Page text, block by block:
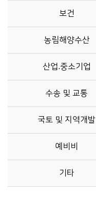
보건
농림해양수산
산업.중소기업
수송 및 교통
국토 및 지역개발
예비비
기타